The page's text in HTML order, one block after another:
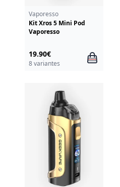
Vaporesso
Kit Xros 5 Mini Pod
Vaporesso
19.90€
8 variantes